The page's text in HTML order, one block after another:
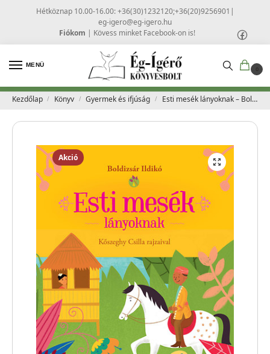
Hétköznap 10.00-16.00: +36(30)1232120;+36(20)9256901 |
eg-igero@eg-igero.hu
Fiókom | Kövess minket Facebook-on is!
MENÜ
0
Kezdőlap / Könyv / Gyermek és ifjúság / Esti mesék lányoknak – Boldizsár Ildikó
Akció